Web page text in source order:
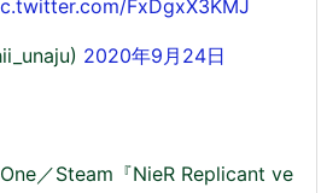
FxDgxX3KMJ
2020年9月24日
／Steam『NieR Replicant ve